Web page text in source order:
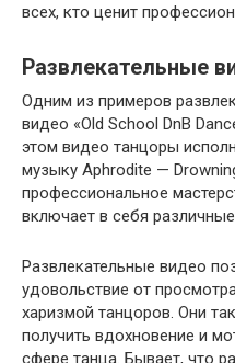
всех, кто ценит
Развлекательные
Одним из примеров
видео «Old School DnB
этом видео танцоры
музыку Aphrodite —
профессиональное
включает в себя
Развлекательные видео
удовольствие от
харизмой танцоров. Они
получить вдохновение и
сфере танца. Бывает, что